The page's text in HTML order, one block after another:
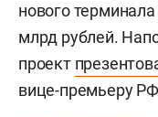
нового
млрд рублей.
проект
вице-премьеру РФ